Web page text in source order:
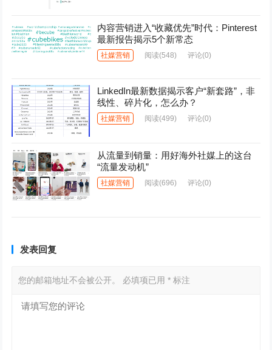
内容营销进入“收藏优先”时代：Pinterest
最新报告揭示5个新常态
社媒营销 阅读(548) 评论(0)
LinkedIn最新数据揭示客户“新套路”，非
线性、碎片化，怎么办？
社媒营销 阅读(499) 评论(0)
从流量到销量：用好海外社媒上的这台
“流量发动机”
社媒营销 阅读(696) 评论(0)
发表回复
您的邮箱地址不会被公开。 必填项已用* 标注